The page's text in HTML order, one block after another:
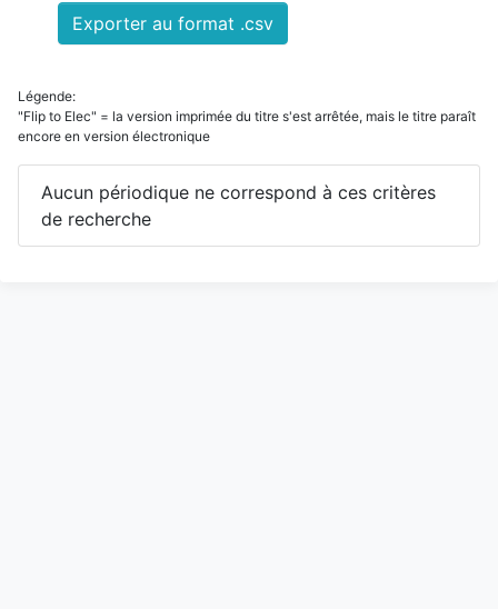
Exporter au format .csv
Légende:
"Flip to Elec" = la version imprimée du titre s'est arrêtée, mais le titre paraît
encore en version électronique
Aucun périodique ne correspond à ces critères
de recherche